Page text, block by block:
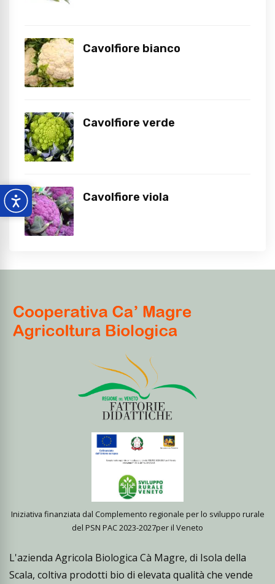
Cavolfiore bianco
Cavolfiore verde
Cavolfiore viola
Iniziativa finanziata dal Complemento regionale per lo sviluppo rurale
del PSN PAC 2023-2027per il Veneto
L'azienda Agricola Biologica Cà Magre, di Isola della
Scala, coltiva prodotti bio di elevata qualità che vende